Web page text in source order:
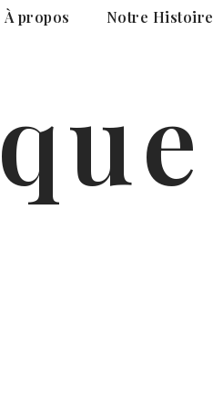
À propos Notre Histoire